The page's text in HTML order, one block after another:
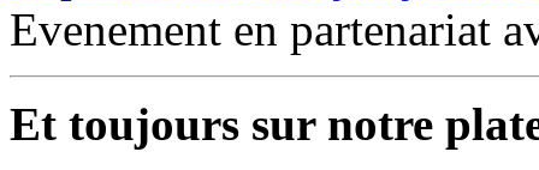
Evenement en partenariat
Et toujours sur notre